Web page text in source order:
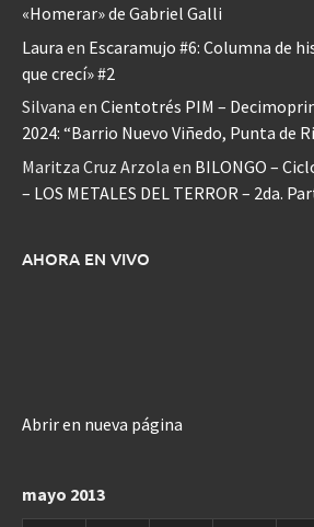
«Homerar» de Gabriel Galli
Laura en Escaramujo #6: Columna de
que crecí» #2
Silvana en Cientotrés PIM –
2024: “Barrio Nuevo Viñedo, Punta de
Maritza Cruz Arzola en BILONGO –
– LOS METALES DEL TERROR – 2da.
AHORA EN VIVO
Abrir en nueva página
mayo 2013